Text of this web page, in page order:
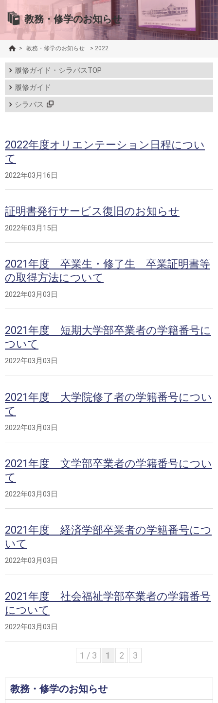
教務・修学のお知らせ
> 教務・修学のお知らせ > 2022
履修ガイド・シラバスTOP
履修ガイド
シラバス
2022年度オリエンテーション日程につい
て
2022年03月16日
証明書発行サービス復旧のお知らせ
2022年03月15日
2021年度 卒業生・修了生 卒業証明書等
の取得方法について
2022年03月03日
2021年度 短期大学部卒業者の学籍番号に
ついて
2022年03月03日
2021年度 大学院修了者の学籍番号につい
て
2022年03月03日
2021年度 文学部卒業者の学籍番号につい
て
2022年03月03日
2021年度 経済学部卒業者の学籍番号につ
いて
2022年03月03日
2021年度 社会福祉学部卒業者の学籍番号
について
2022年03月03日
1 / 3 1 2 3
教務・修学のお知らせ